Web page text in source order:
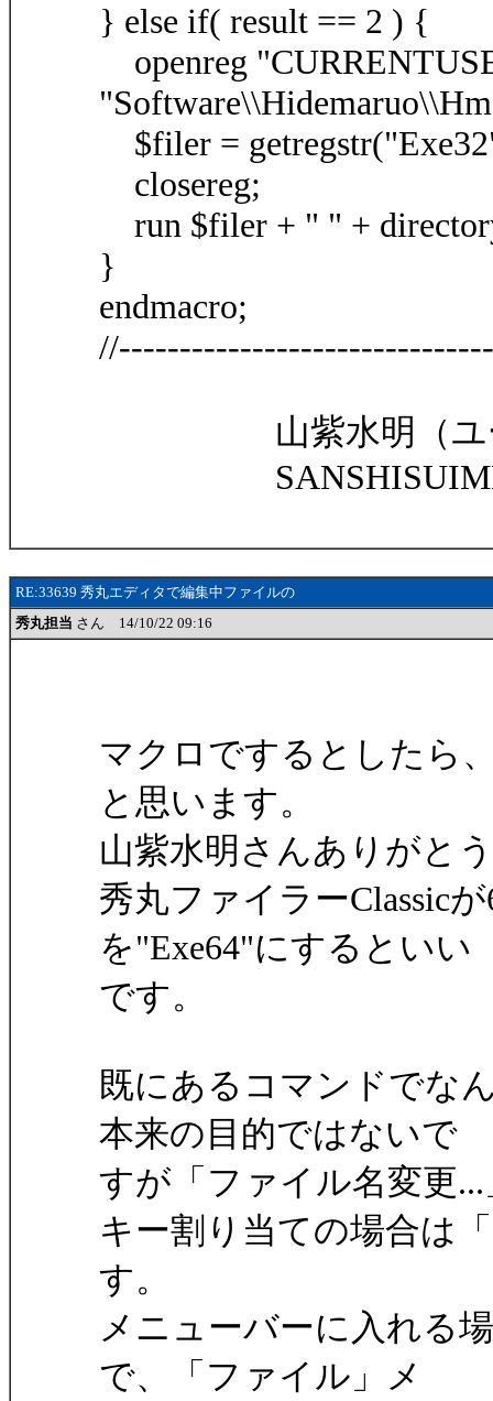
} else if( result == 2 ) {
openreg
$filer =
closereg;
run $filer + " " +
}
endmacro;
山紫水明（ユー
RE:33639 秀丸エディタで編集中ファイルの
秀丸担当 さん 14/10/22 09:16
マクロでするとしたら
と思います。
山紫水明さんありがと
秀丸ファイラーClassic
を"Exe64"にするといい
です。
既にあるコマンドでな
本来の目的ではないで
すが「ファイル名変更
キー割り当ての場合は
す。
メニューバーに入れる
で、「ファイル」メ